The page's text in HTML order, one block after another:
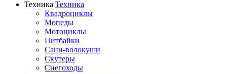
Техника Техника
Квадроциклы
Мопеды
Мотоциклы
Питбайки
Сани-волокуши
Скутеры
Снегоходы